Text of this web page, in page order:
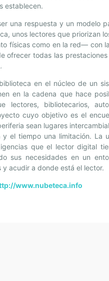
establecen.
una respuesta y un modelo
unos lectores que priorizan
físicas como en la red— con
ofrecer todas las
en el núcleo de un
en la cadena que hace
lectores, bibliotecarios,
cuyo objetivo es el
sean lugares
el tiempo una limitación. La
que el lector digital
sus necesidades en un
y acudir a donde está el lector.
www.nubeteca.info